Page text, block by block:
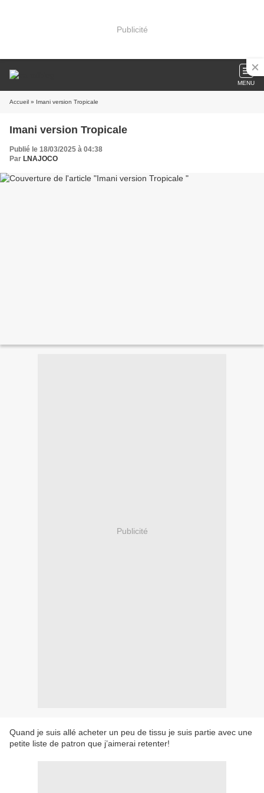
Publicité
MENU
Accueil » Imani version Tropicale
Imani version Tropicale
Publié le 18/03/2025 à 04:38
Par LNAJOCO
Publicité
Quand je suis allé acheter un peu de tissu je suis partie avec une
petite liste de patron que j’aimerai retenter!